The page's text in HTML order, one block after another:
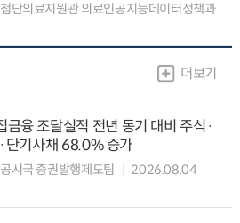
단의료지원관 의료인공지능데이터정책과
더보기
금융 조달실적 전년 동기 대비 주식·
단기사채 68.0% 증가
시국 증권발행제도팀
2026.08.04